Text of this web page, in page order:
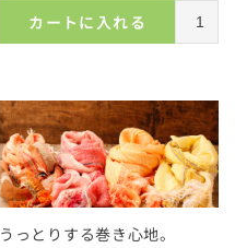
カートに入れる
うっとりする巻き心地。